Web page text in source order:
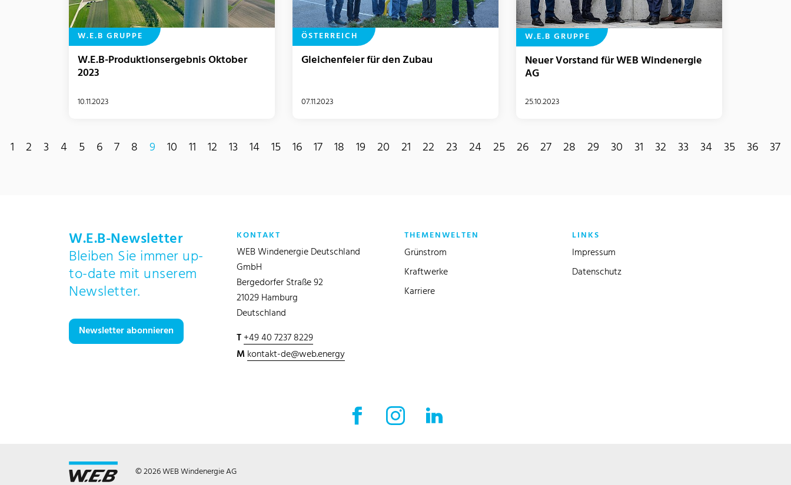
W.E.B GRUPPE
W.E.B-Produktionsergebnis Oktober
2023
10.11.2023
ÖSTERREICH
Gleichenfeier für den Zubau
07.11.2023
W.E.B GRUPPE
Neuer Vorstand für WEB Windenergie
AG
25.10.2023
1 2 3 4 5 6 7 8 9 10 11 12 13 14 15 16 17 18 19 20 21 22 23 24 25 26 27 28 29 30 31 32 33 34 35 36 37
W.E.B-Newsletter
Bleiben Sie immer up-
to-date mit unserem
Newsletter.
Newsletter abonnieren
KONTAKT
WEB Windenergie Deutschland
GmbH
Bergedorfer Straße 92
21029 Hamburg
Deutschland
T+49 40 7237 8229
Mkontakt-de@web.energy
THEMENWELTEN
Grünstrom
Kraftwerke
Karriere
LINKS
Impressum
Datenschutz
Facebook Externer Link
Instagram Externer Link
© 2026 WEB Windenergie AG